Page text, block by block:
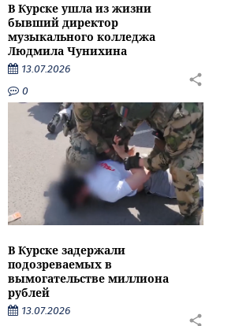
В Курске ушла из жизни
бывший директор
музыкального колледжа
Людмила Чунихина
13.07.2026
0
В Курске задержали
подозреваемых в
вымогательстве миллиона
рублей
13.07.2026